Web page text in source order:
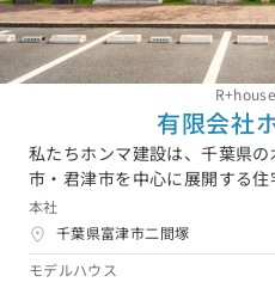
有限会社
私たちホンマ建設は、千葉県
市・君津市を中心に展開する住
「R+house」という注文住宅
に"心から満足できる家づくり"
望に添いながら理想の家づく
本社
千葉県富津市二間塚
モデルハウス